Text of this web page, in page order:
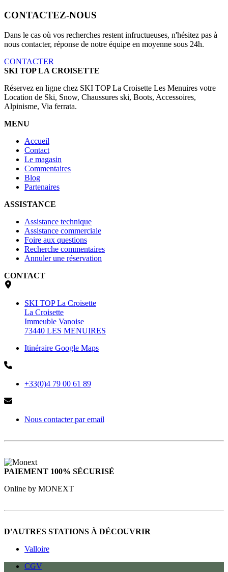
CONTACTEZ-NOUS
Dans le cas où vos recherches restent infructueuses, n'hésitez pas à
nous contacter, réponse de notre équipe en moyenne sous 24h.
CONTACTER
SKI TOP LA CROISETTE
Réservez en ligne chez SKI TOP La Croisette Les Menuires votre
Location de Ski, Snow, Chaussures ski, Boots, Accessoires,
Alpinisme, Via ferrata.
MENU
Accueil
Contact
Le magasin
Commentaires
Blog
Partenaires
ASSISTANCE
Assistance technique
Assistance commerciale
Foire aux questions
Recherche commentaires
Annuler une réservation
CONTACT
SKI TOP La Croisette
La Croisette
Immeuble Vanoise
73440 LES MENUIRES
Itinéraire Google Maps
+33(0)4 79 00 61 89
Nous contacter par email
PAIEMENT 100% SÉCURISÉ
Online by MONEXT
D'AUTRES STATIONS À DÉCOUVRIR
Valloire
CGV